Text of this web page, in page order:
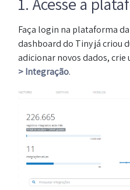
Faça login na plataforma
dashboard do Tiny já criou
adicionar novos dados,
> Integração.